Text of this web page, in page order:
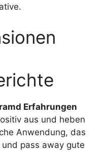
Erfahrungen
aus und heben
Anwendung, das
pass away gute